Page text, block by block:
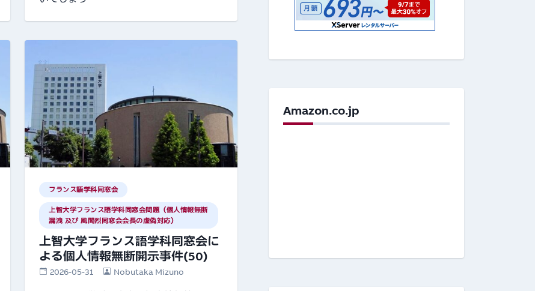
フランス語学科同窓会
上智大学フランス語学科同窓会問題（個人情報無断
漏洩 及び 風間烈同窓会会長の虚偽対応）
上智大学フランス語学科同窓会に
よる個人情報無断開示事件(50)
2026-05-31 Nobutaka Mizuno
Amazon.co.jp